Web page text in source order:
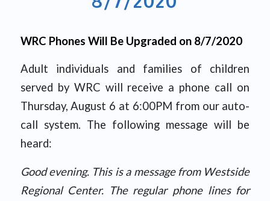
WRC Phones Will Be Upgraded on 8/7/2020
Adult individuals and families of children
served by WRC will receive a phone call on
Thursday, August 6 at 6:00PM from our auto-
call system. The following message will be
heard:
Good evening. This is a message from Westside
Regional Center. The regular phone lines for